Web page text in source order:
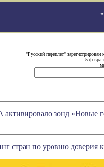
"Русский переплет"
5
активировало зонд «Новые
стран по уровню доверия